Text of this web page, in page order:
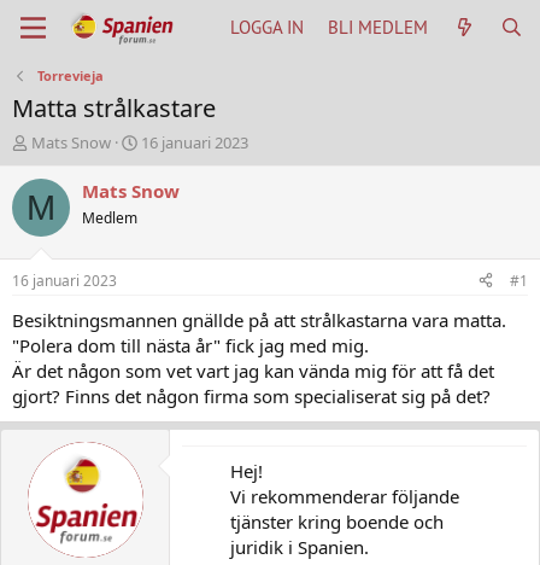
LOGGA IN BLI MEDLEM
Torrevieja
Matta strålkastare
T
h
r
e
s
t
a
t
e
r
Mats Snow
S
t
a
u
16 januari 2023
M Mats Snow
Medlem
16 januari 2023 #1
Besiktningsmannen gnällde på att strålkastarna vara matta.
"Polera dom till nästa år" fick jag med mig.
Är det någon som vet vart jag kan vända mig för att få det
gjort? Finns det någon firma som specialiserat sig på det?
Hej!
Vi rekommenderar följande
tjänster kring boende och
juridik i Spanien.